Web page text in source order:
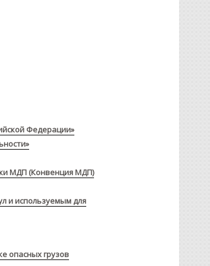
Федерации»
МДП (Конвенция МДП)
и используемым для
опасных грузов